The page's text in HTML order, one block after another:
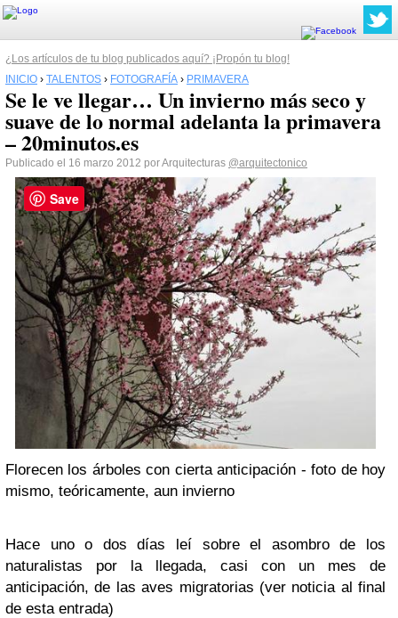
¿Los artículos de tu blog publicados aquí? ¡Propón tu blog!
INICIO › TALENTOS › FOTOGRAFÍA › PRIMAVERA
Se le ve llegar… Un invierno más seco y
suave de lo normal adelanta la primavera
– 20minutos.es
Publicado el 16 marzo 2012 por Arquitecturas @arquitectonico
Florecen los árboles con cierta anticipación - foto de hoy
mismo, teóricamente, aun invierno
Hace uno o dos días leí sobre el asombro de los
naturalistas por la llegada, casi con un mes de
anticipación, de las aves migratorias (ver noticia al final
de esta entrada)
Save